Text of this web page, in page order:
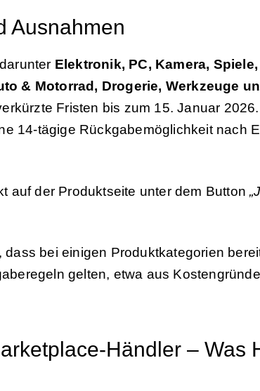
Ausnahmen
Elektronik, PC, Kamera,
& Motorrad, Drogerie, Werkzeuge
Fristen bis zum 15. Januar 2026.
14-tägige Rückgabemöglichkeit nach
auf der Produktseite unter dem Button
bei einigen Produktkategorien
gelten, etwa aus
Händler – Was